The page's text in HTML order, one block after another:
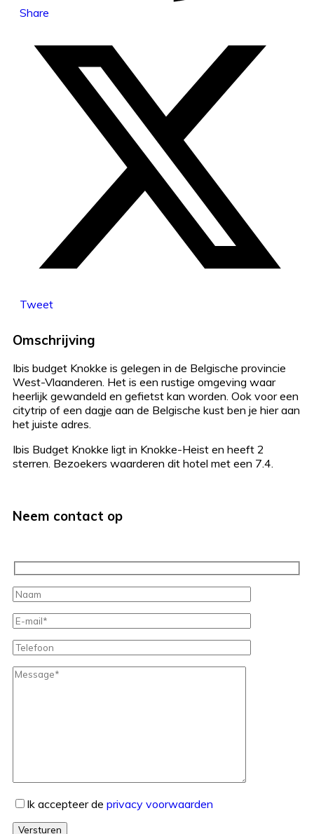
Share
Tweet
Omschrijving
Ibis budget Knokke is gelegen in de Belgische provincie
West-Vlaanderen. Het is een rustige omgeving waar
heerlijk gewandeld en gefietst kan worden. Ook voor een
citytrip of een dagje aan de Belgische kust ben je hier aan
het juiste adres.
Ibis Budget Knokke ligt in Knokke-Heist en heeft 2
sterren. Bezoekers waarderen dit hotel met een 7.4.
Neem contact op
Ik accepteer de privacy voorwaarden
Versturen